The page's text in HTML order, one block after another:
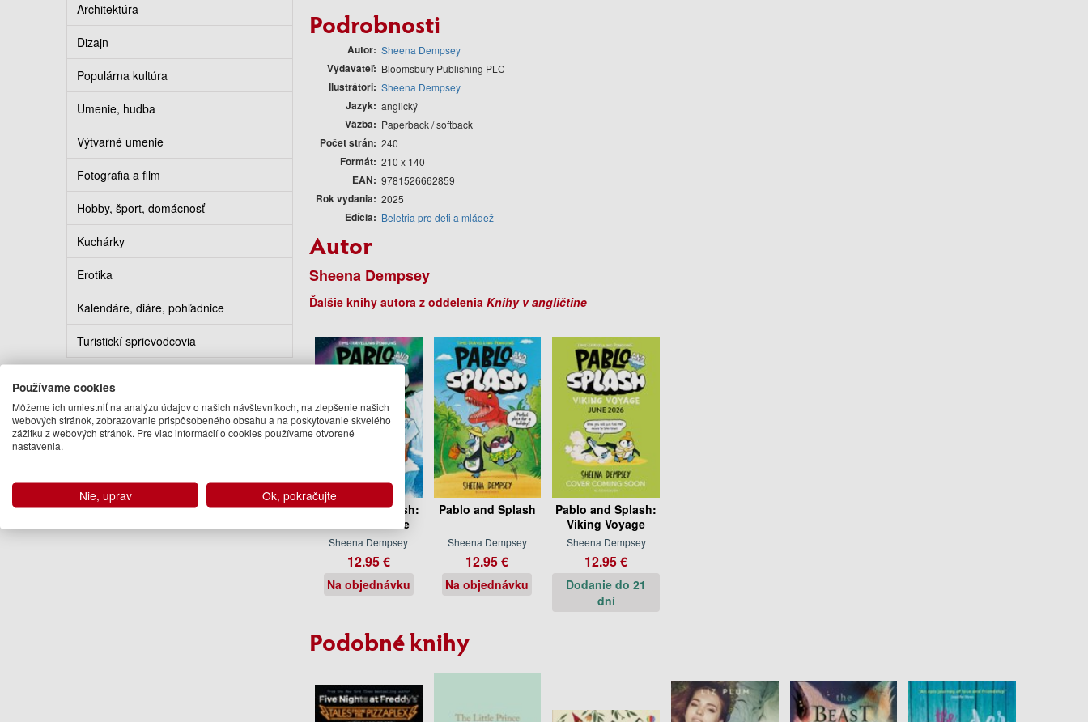
Architektúra
Dizajn
Populárna kultúra
Umenie, hudba
Výtvarné umenie
Fotografia a film
Hobby, šport, domácnosť
Kuchárky
Erotika
Kalendáre, diáre, pohľadnice
Turistickí sprievodcovia
Podrobnosti
Autor Sheena Dempsey
Vydavateľ Bloomsbury Publishing PLC
Ilustrátori Sheena Dempsey
Jazyk anglický
Väzba Paperback / softback
Počet strán 240
Formát 210 x 140
EAN 9781526662859
Rok vydania 2025
Edícia Beletria pre deti a mládež
Autor
Sheena Dempsey
Ďalšie knihy autora z oddelenia Knihy v angličtine
Pablo and Splash:
Frozen in Time
Sheena Dempsey
12.95 €
Na objednávku
Pablo and Splash
Sheena Dempsey
12.95 €
Na objednávku
Pablo and Splash:
Viking Voyage
Sheena Dempsey
12.95 €
Dodanie do 21
dní
Podobné knihy
Používame cookies
Môžeme ich umiestniť na analýzu údajov o našich návštevníkoch, na zlepšenie našich
webových stránok, zobrazovanie prispôsobeného obsahu a na poskytovanie skvelého
zážitku z webových stránok. Pre viac informácií o cookies používame otvorené
nastavenia.
Nie, uprav Ok, pokračujte